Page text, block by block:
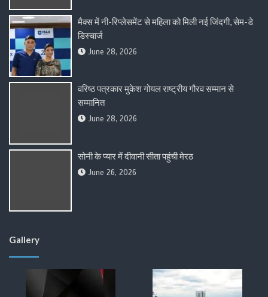
मैक्स में नी-रिप्लेसमेंट से महिला को मिली नई जिंदगी, सेम-डे
डिस्चार्ज
June 28, 2026
वरिष्ठ पत्रकार मुकेश गोयल राष्ट्रीय गौरव सम्मान से
सम्मानित
June 28, 2026
सोनी के प्यार में दीवानी सीता पहुंची मेरठ
June 26, 2026
Gallery